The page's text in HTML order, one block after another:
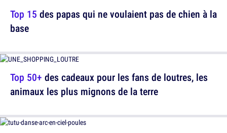
Top 15 des papas qui ne voulaient pas de chien à la
base
Top 50+ des cadeaux pour les fans de loutres, les
animaux les plus mignons de la terre